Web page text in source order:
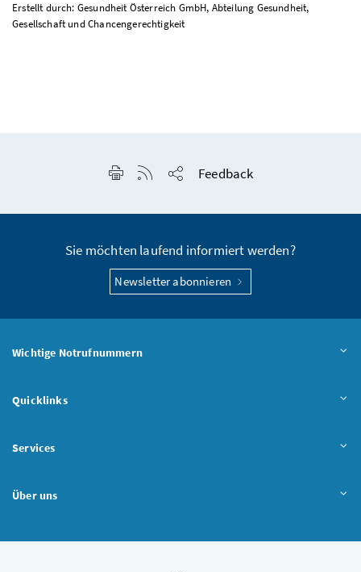
Erstellt durch: Gesundheit Österreich GmbH, Abteilung Gesundheit,
Gesellschaft und Chancengerechtigkeit
Seite drucken
RSS-Feed anzeigen
Feedback
Sie möchten laufend informiert werden?
Newsletter abonnieren
Wichtige Notrufnummern
Quicklinks
Services
Über uns